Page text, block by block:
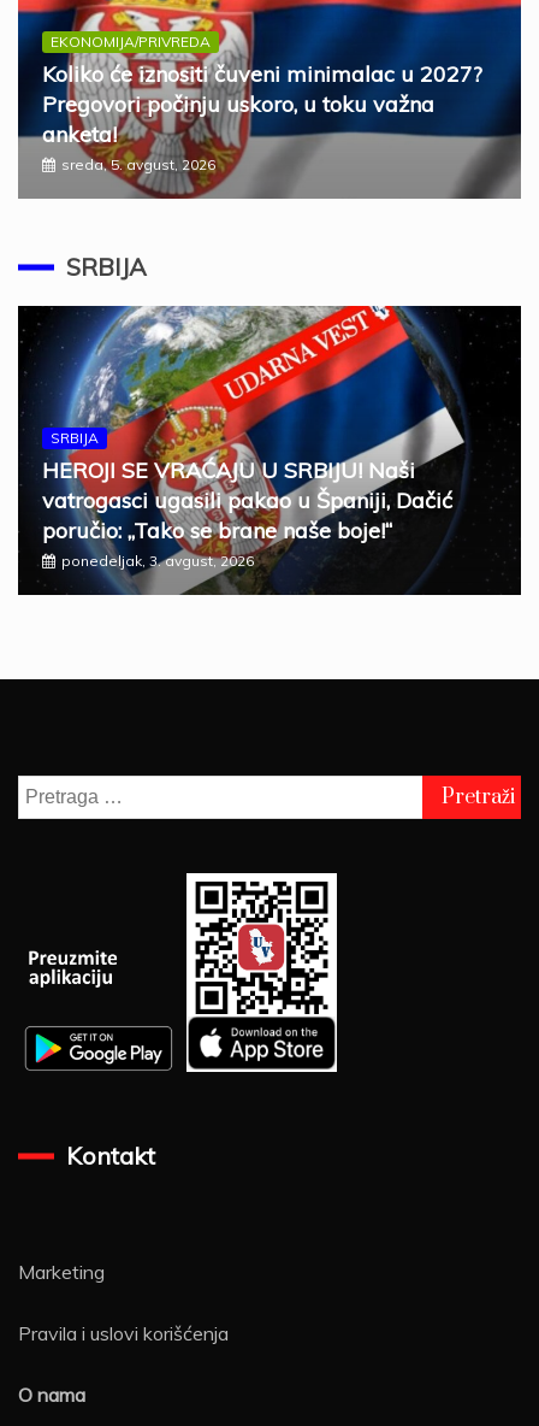
EKONOMIJA/PRIVREDA
Koliko će iznositi čuveni minimalac u 2027?
Pregovori počinju uskoro, u toku važna
anketa!
sreda, 5. avgust, 2026
SRBIJA
SRBIJA
HEROJI SE VRAĆAJU U SRBIJU! Naši
vatrogasci ugasili pakao u Španiji, Dačić
poručio: „Tako se brane naše boje!“
ponedeljak, 3. avgust, 2026
Pretraga
za:
Kontakt
Marketing
Pravila i uslovi korišćenja
O nama